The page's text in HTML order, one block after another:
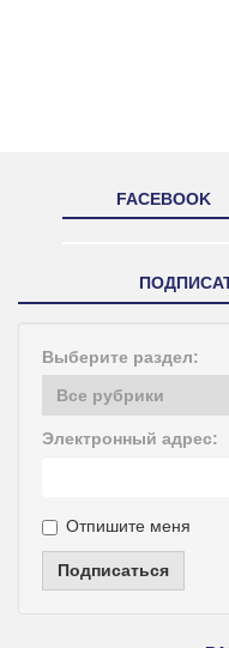
FACEBOOK
Выберите раздел:
Электронный адрес:
Отпишите меня
Подписаться